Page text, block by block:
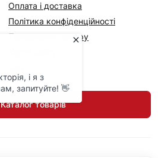
Оплата і доставка
Політика конфіденційності
Повернення товару
Каталог товарів